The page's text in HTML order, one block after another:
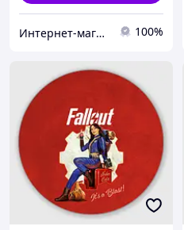
Интернет-магазин SUPERBLY-MAKE 100%